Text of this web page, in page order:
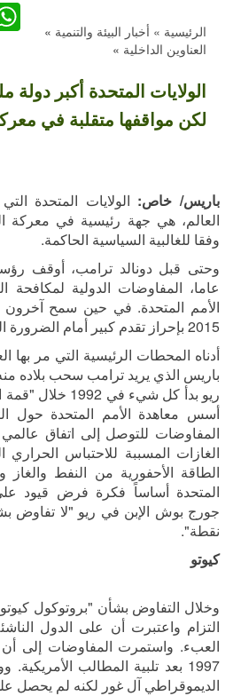
الرئيسية » أخبار البيئة والتنمية »
العناوين الداخلية »
الولايات المتحدة أكبر دولة
لكن مواقفها متقلبة في
باريس/ خاص: الولايات المتحدة
العالم، هي جهة رئيسية في معركة
وفقا للغالبية السياسية الحاكمة.
عاما، المفاوضات الدولية لمكافحة
الأمم المتحدة. في حين سمح آخرون
2015 بإحراز تقدم كبير أمام الضرورة الملحة لمعالجة أزمة المناخ.
أدناه المحطات الرئيسية التي مر بها
باريس الذي يريد ترامب سحب بلاده
ريو بدأ كل شيء
أسس معاهدة الأمم المتحدة حول
المفاوضات للتوصل إلى اتفاق
الغازات المسببة للاحتباس
الطاقة الأحفورية من النفط
المتحدة أساساً فكرة فرض قيود على
جورج بوش الإبن في ريو "لا تفاوض
نقطة".
كيوتو
وخلال التفاوض بشأن "بروتوكول
التزام واعتبرت أن على الدول
العبء. واستمرت المفاوضات إلى
1997 بعد تلبية المطالب
الديموقراطي آل غور لكنه لم يحصل